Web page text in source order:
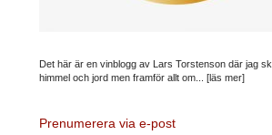
Det här är en vinblogg av Lars Torstenson där jag
himmel och jord men framför allt om... [läs mer]
Prenumerera via e-post